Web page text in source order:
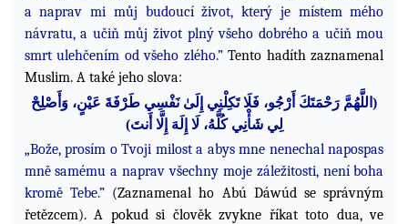
a naprav mi můj budoucíživot, který je místem mého
návratu, a učiň můj život plný všeho dobrého a učiň mou
smrt ulehčením od všeho zlého.”Tento hadíth zaznamenal
Muslim. A také jeho slova:
( للَّهُمَّ رَحْمَتَكَ أَرْجُو، فَلَا تَكِلْنِي إِلَىٰ نَفْسِي طَرْفَةَ عَيْنٍ، وَأَصْلِحْ
لِي شَأْنِي كُلَّهُ، لَا إِلَهَ إِلَّا أَنتَ)
„Bože, prosím o Tvoji milost a abys mne nenechal napospas
mně samému a naprav všechny moje záležitosti, není boha
kromě Tebe.”(Zaznamenal ho Abú Dáwúd se správným
řetězcem). A pokud si člověk zvykne říkat toto dua, ve